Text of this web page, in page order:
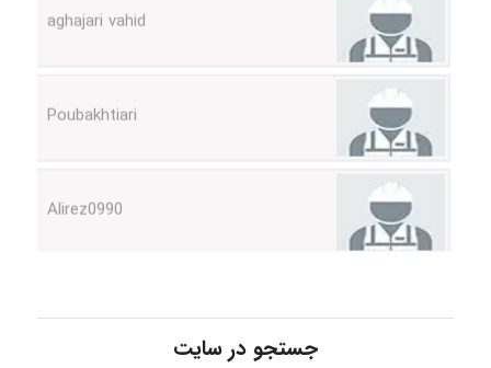
Poubakhtiari
Alirez0990
hosein abdolvand
Kati
جستجو در سایت